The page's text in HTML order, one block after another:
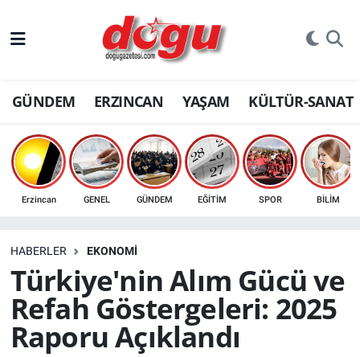
GÜNDEM ERZINCAN YAŞAM KÜLTÜR-SANAT
Erzincan GENEL GÜNDEM EĞİTİM SPOR BİLİM
HABERLER EKONOMİ
Türkiye'nin Alım Gücü ve
Refah Göstergeleri: 2025
Raporu Açıklandı
ERZINCAN
GÜNDEM
ERZİNCAN FOTOĞRAFLARI
SAĞLIK
EKONOMİ
Bilim, teknoloji
GENEL